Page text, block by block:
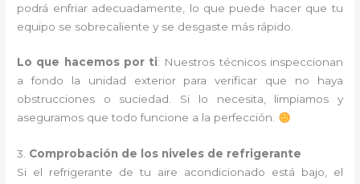
podrá enfriar adecuadamente, lo que puede hacer que tu
equipo se sobrecaliente y se desgaste más rápido.
Lo que hacemos por ti: Nuestros técnicos inspeccionan
a fondo la unidad exterior para verificar que no haya
obstrucciones o suciedad. Si lo necesita, limpiamos y
aseguramos que todo funcione a la perfección.
3. Comprobación de los niveles de refrigerante
Si el refrigerante de tu aire acondicionado está bajo, el